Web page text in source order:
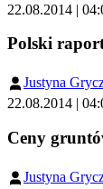
22.08.2014 |
Polski
Justyna
22.08.2014 |
Ceny
Justyna